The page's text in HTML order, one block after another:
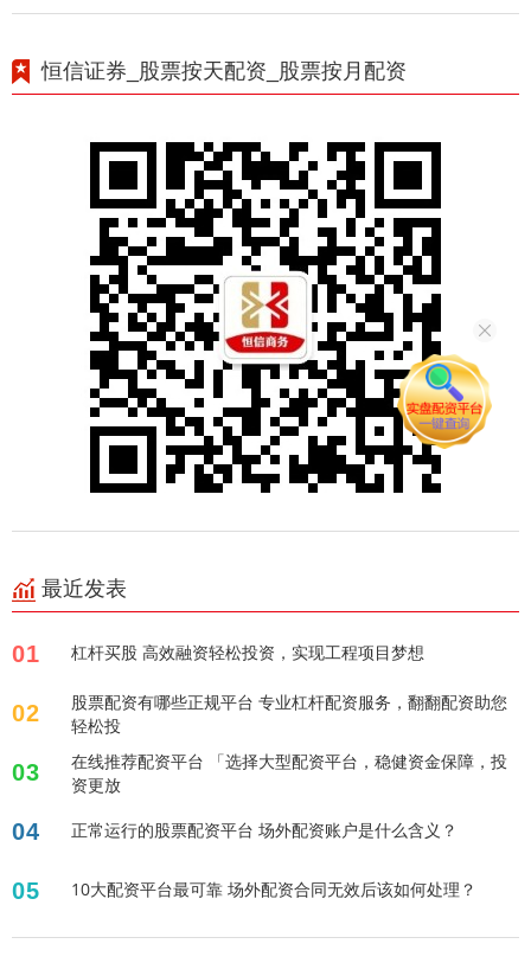
恒信证券_股票按天配资_股票按月配资
最近发表
01 杠杆买股 高效融资轻松投资，实现工程项目梦想
02
股票配资有哪些正规平台 专业杠杆配资服务，翻翻配资助您
轻松投
03
在线推荐配资平台 「选择大型配资平台，稳健资金保障，投
资更放
04 正常运行的股票配资平台 场外配资账户是什么含义？
05 10大配资平台最可靠 场外配资合同无效后该如何处理？